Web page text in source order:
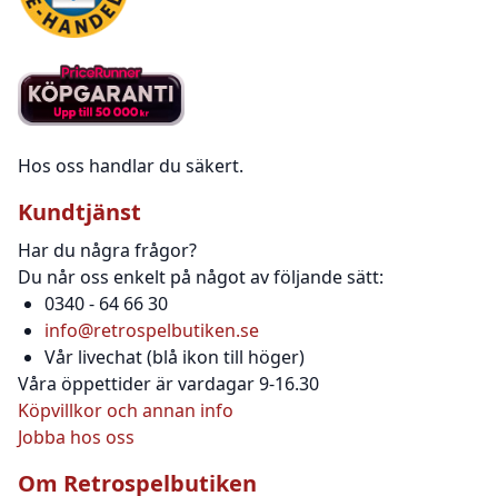
Hos oss handlar du säkert.
Kundtjänst
Har du några frågor?
Du når oss enkelt på något av följande sätt:
0340 - 64 66 30
info@retrospelbutiken.se
Vår livechat (blå ikon till höger)
Våra öppettider är vardagar 9-16.30
Köpvillkor och annan info
Jobba hos oss
Om Retrospelbutiken